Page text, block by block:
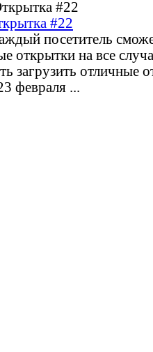
#22
посетитель
открытки на все
загрузить отличные
февраля ...